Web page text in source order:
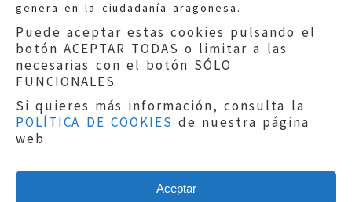
genera en la ciudadanía aragonesa.
Puede aceptar estas cookies pulsando el
botón ACEPTAR TODAS o limitar a las
necesarias con el botón SÓLO
FUNCIONALES
Si quieres más información, consulta la
POLÍTICA DE COOKIES de nuestra página
web.
Aceptar
Teléfonos:900 210 210/
Aviso legal|Política de privacidad|
Protección de Datos
Política de cookies